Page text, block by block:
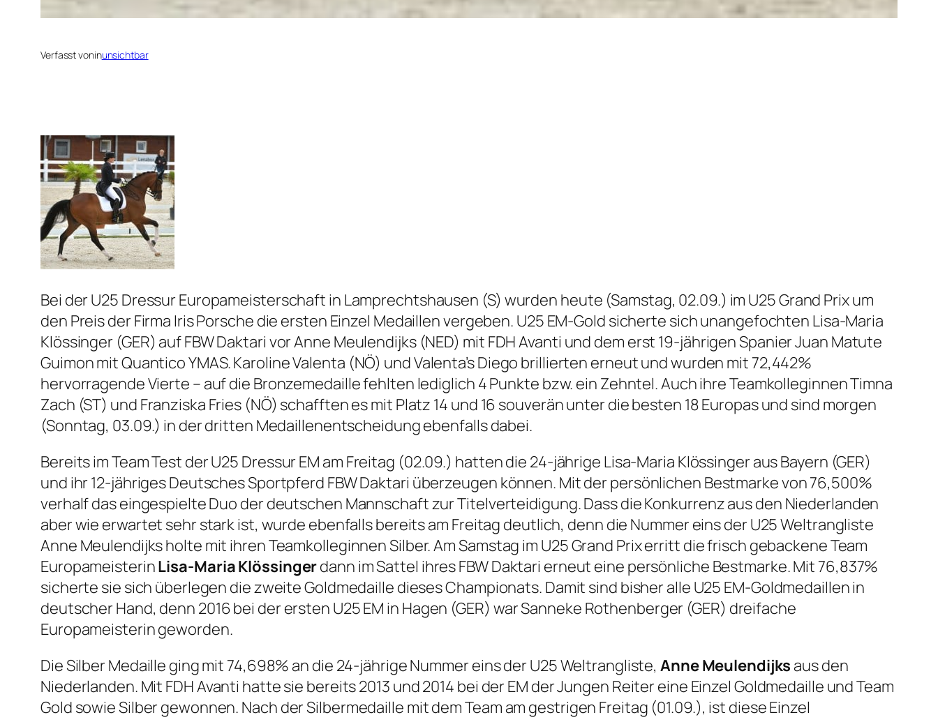
Verfasst voninunsichtbar
Bei der U25 Dressur Europameisterschaft in Lamprechtshausen (S) wurden heute (Samstag, 02.09.) im U25 Grand Prix um
den Preis der Firma Iris Porsche die ersten Einzel Medaillen vergeben. U25 EM-Gold sicherte sich unangefochten Lisa-Maria
Klössinger (GER) auf FBW Daktari vor Anne Meulendijks (NED) mit FDH Avanti und dem erst 19-jährigen Spanier Juan Matute
Guimon mit Quantico YMAS. Karoline Valenta (NÖ) und Valenta’s Diego brillierten erneut und wurden mit 72,442%
hervorragende Vierte – auf die Bronzemedaille fehlten lediglich 4 Punkte bzw. ein Zehntel. Auch ihre Teamkolleginnen Timna
Zach (ST) und Franziska Fries (NÖ) schafften es mit Platz 14 und 16 souverän unter die besten 18 Europas und sind morgen
(Sonntag, 03.09.) in der dritten Medaillenentscheidung ebenfalls dabei.
Bereits im Team Test der U25 Dressur EM am Freitag (02.09.) hatten die 24-jährige Lisa-Maria Klössinger aus Bayern (GER)
und ihr 12-jähriges Deutsches Sportpferd FBW Daktari überzeugen können. Mit der persönlichen Bestmarke von 76,500%
verhalf das eingespielte Duo der deutschen Mannschaft zur Titelverteidigung. Dass die Konkurrenz aus den Niederlanden
aber wie erwartet sehr stark ist, wurde ebenfalls bereits am Freitag deutlich, denn die Nummer eins der U25 Weltrangliste
Anne Meulendijks holte mit ihren Teamkolleginnen Silber. Am Samstag im U25 Grand Prix erritt die frisch gebackene Team
EuropameisterinLisa-Maria Klössingerdann im Sattel ihres FBW Daktari erneut eine persönliche Bestmarke. Mit 76,837%
sicherte sie sich überlegen die zweite Goldmedaille dieses Championats. Damit sind bisher alle U25 EM-Goldmedaillen in
deutscher Hand, denn 2016 bei der ersten U25 EM in Hagen (GER) war Sanneke Rothenberger (GER) dreifache
Europameisterin geworden.
Die Silber Medaille ging mit 74,698% an die 24-jährige Nummer eins der U25 Weltrangliste, Anne Meulendijks aus den
Niederlanden. Mit FDH Avanti hatte sie bereits 2013 und 2014 bei der EM der Jungen Reiter eine Einzel Goldmedaille und Team
Gold sowie Silber gewonnen. Nach der Silbermedaille mit dem Team am gestrigen Freitag (01.09.), ist diese Einzel